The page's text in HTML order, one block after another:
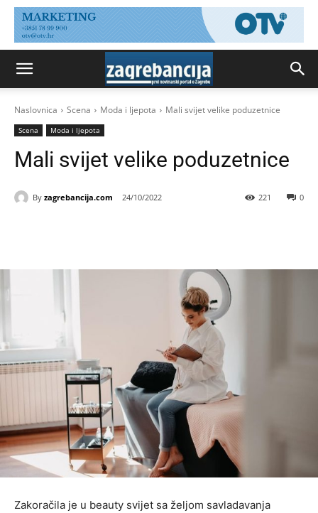
Naslovnica Scena Moda i ljepota Mali svijet velike poduzetnice
Scena Moda i ljepota
Mali svijet velike poduzetnice
By zagrebancija.com 24/10/2022 0
221
Zakoračila je u beauty svijet sa željom savladavanja